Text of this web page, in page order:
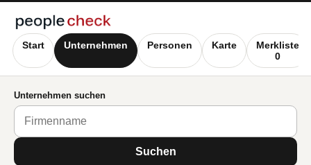
Start Unternehmen Personen Karte
Merkliste
0
Unternehmen suchen
Suchen